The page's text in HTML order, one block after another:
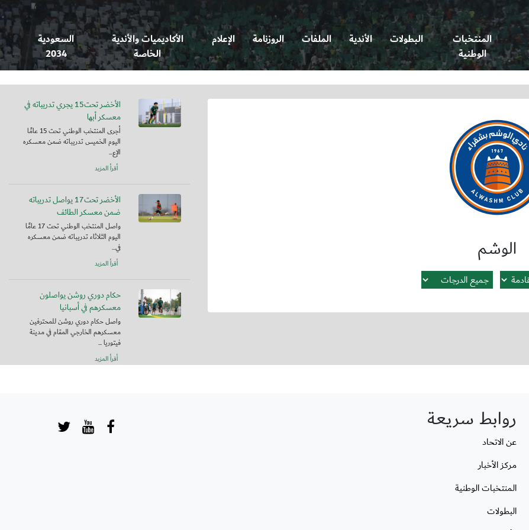
المنتخبات
الوطنية
البطولات الأندية الملفات الروزنامة الإعلام
الأكاديميات والأندية
الخاصة
السعودية
2034
الوشم
الأخضر تحت15 يجري تدريباته في
معسكر أبها
أجرى المنتخب الوطني تحت 15 عامًا
اليوم الخميس تدريباته ضمن معسكره
الإع...
أقرأ المزيد
الأخضر تحت17 يواصل تدريباته
ضمن معسكر الطائف
واصل المنتخب الوطني تحت 17 عامًا
اليوم الثلاثاء تدريباته ضمن معسكره
في...
أقرأ المزيد
حكام دوري روشن يواصلون
معسكرهم في أسبانيا
واصل حكام دوري روشن للمحترفين
معسكرهم الخارجي المقام في مدينة
فيتوريا ...
أقرأ المزيد
روابط سريعة
عن الاتحاد
مركز الأخبار
المنتخبات الوطنية
البطولات